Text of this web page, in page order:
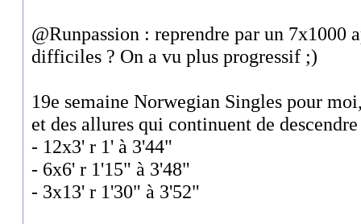
@Runpassion : reprendre par un 7x1000
difficiles ? On a vu plus progressif ;)
19e semaine Norwegian Singles pour
et des allures qui continuent de
- 12x3' r 1' à 3'44"
- 6x6' r 1'15" à 3'48"
- 3x13' r 1'30" à 3'52"